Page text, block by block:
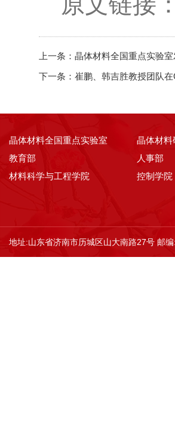
上一条： 晶体材料全国重点实验
下一条： 崔鹏、韩吉胜教授团队
晶体材料全国重点实验室 晶体材料
教育部
人事部
材料科学与工程学院
控制学院
地址:山东省济南市历城区山大南路27号 邮